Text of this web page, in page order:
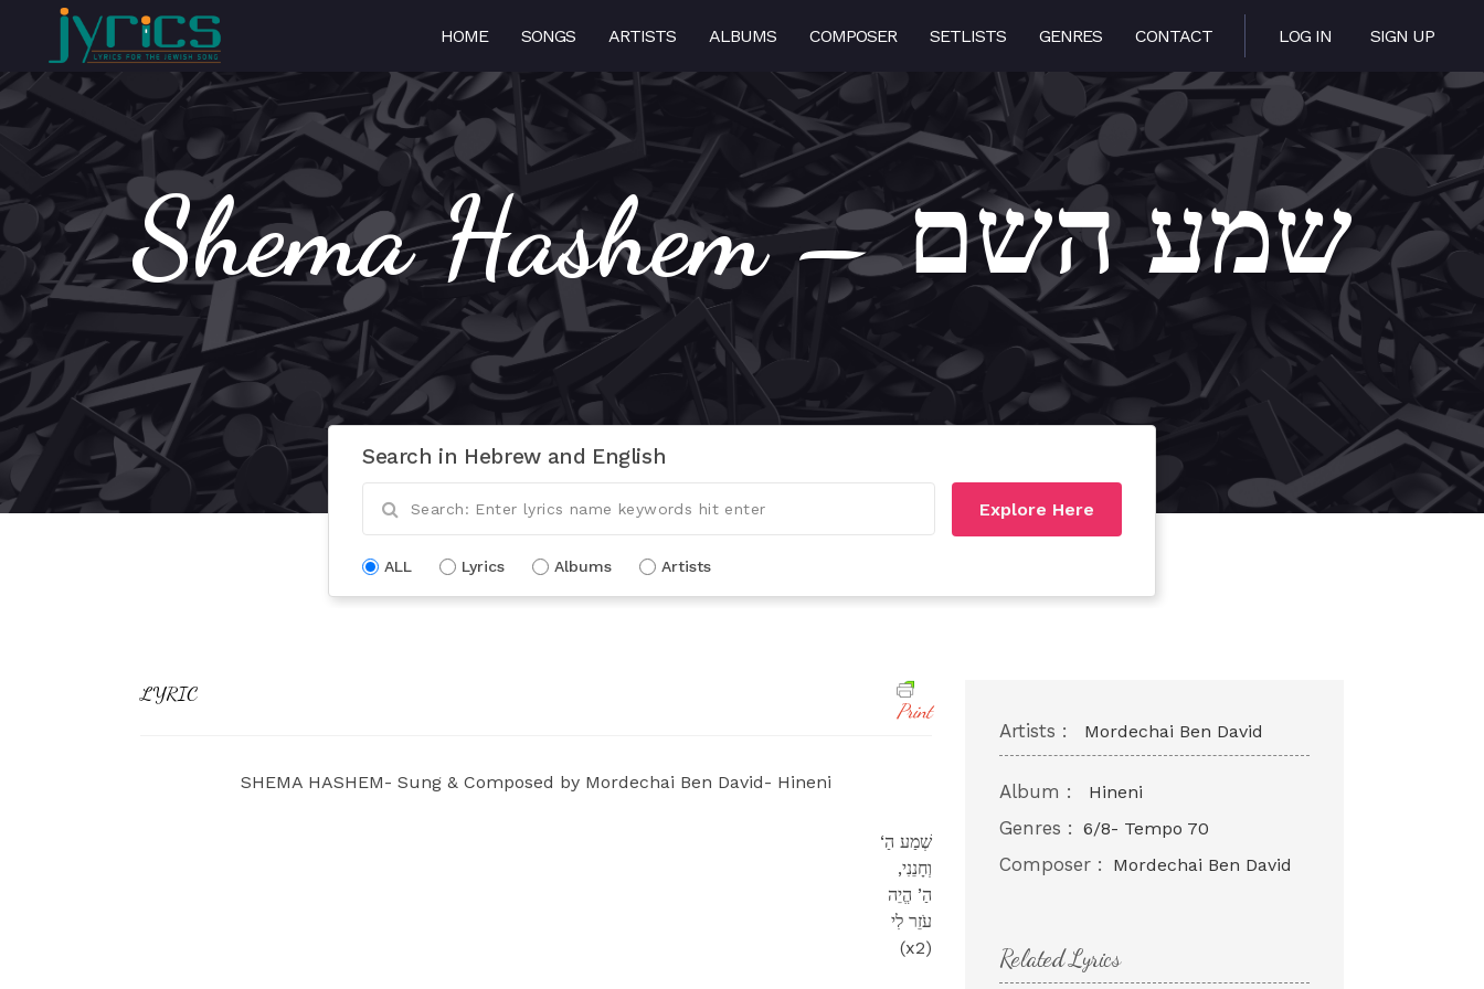
HOME SONGS ARTISTS ALBUMS COMPOSER SETLISTS GENRES CONTACT LOG IN SIGN UP
Shema Hashem – שמע השם
Search in Hebrew and English
Explore Here
ALL Lyrics Albums Artists
LYRIC
Print
SHEMA HASHEM- Sung & Composed by Mordechai Ben David- Hineni
‘שְׁמַע הַ
,וְחָנֵנִי
הַ’ הֱ‍יֵה
עֹזֵר לִי
(x2)
Artists : Mordechai Ben David
Album : Hineni
Genres : 6/8- Tempo 70
Composer : Mordechai Ben David
Related Lyrics